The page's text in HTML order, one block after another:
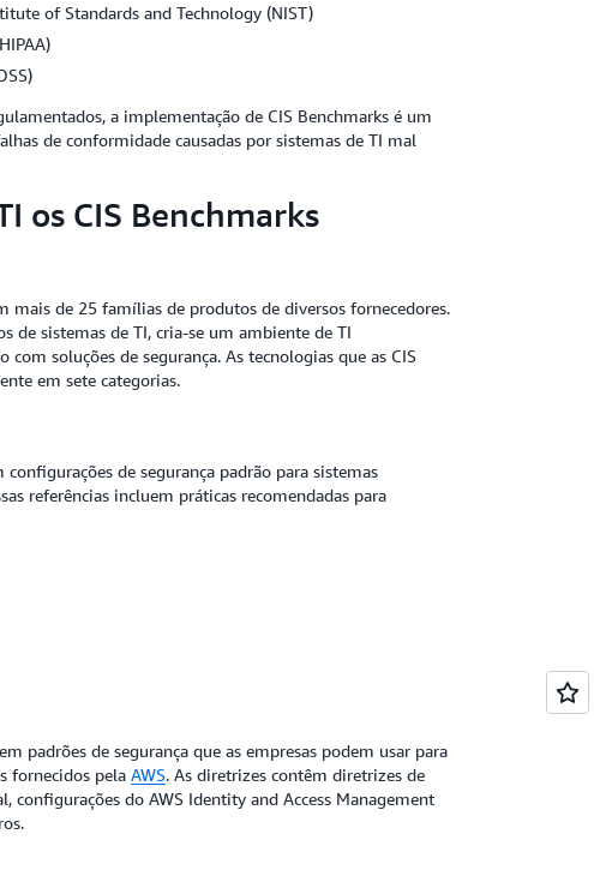
of Standards and Technology (NIST)
a implementação de CIS Benchmarks é um
de conformidade causadas por sistemas de TI mal
os CIS Benchmarks
mais de 25 famílias de produtos de diversos fornecedores.
de sistemas de TI, cria-se um ambiente de TI
soluções de segurança. As tecnologias que as CIS
em sete categorias.
de segurança padrão para sistemas
referências incluem práticas recomendadas para
padrões de segurança que as empresas podem usar para
fornecidos pela AWS. As diretrizes contêm diretrizes de
configurações do AWS Identity and Access Management